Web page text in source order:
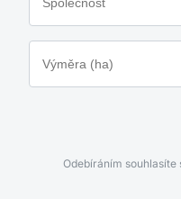
Odebíráním souhlasíte